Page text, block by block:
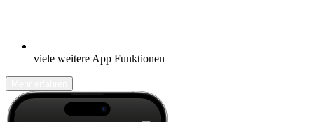
viele weitere App Funktionen